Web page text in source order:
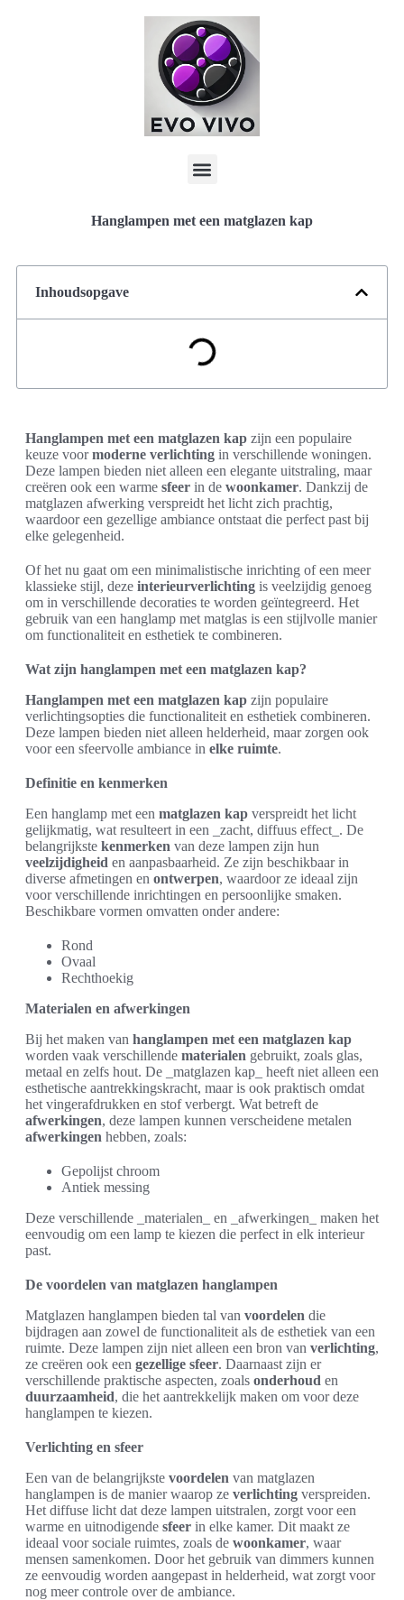
Hanglampen met een matglazen kap
Inhoudsopgave
Hanglampen met een matglazen kap zijn een populaire
keuze voormoderne verlichting in verschillende woningen.
Deze lampen bieden niet alleen een elegante uitstraling, maar
creëren ook een warme sfeer in de woonkamer. Dankzij de
matglazen afwerking verspreidt het licht zich prachtig,
waardoor een gezellige ambiance ontstaat die perfect past bij
elke gelegenheid.
Of het nu gaat om een minimalistische inrichting of een meer
klassieke stijl, deze interieurverlichting is veelzijdig genoeg
om in verschillende decoraties te worden geïntegreerd. Het
gebruik van een hanglamp met matglas is een stijlvolle manier
om functionaliteit en esthetiek te combineren.
Wat zijn hanglampen met een matglazen kap?
Hanglampen met een matglazen kap zijn populaire
verlichtingsopties die functionaliteit en esthetiek combineren.
Deze lampen bieden niet alleen helderheid, maar zorgen ook
voor een sfeervolle ambiance in elke ruimte.
Definitie en kenmerken
Een hanglamp met een matglazen kap verspreidt het licht
gelijkmatig, wat resulteert in een _zacht, diffuus effect_. De
belangrijkste kenmerken van deze lampen zijn hun
veelzijdigheid en aanpasbaarheid. Ze zijn beschikbaar in
diverse afmetingen en ontwerpen, waardoor ze ideaal zijn
voor verschillende inrichtingen en persoonlijke smaken.
Beschikbare vormen omvatten onder andere:
Rond
Ovaal
Rechthoekig
Materialen en afwerkingen
Bij het maken van hanglampen met een matglazen kap
worden vaak verschillende materialen gebruikt, zoals glas,
metaal en zelfs hout. De _matglazen kap_ heeft niet alleen een
esthetische aantrekkingskracht, maar is ook praktisch omdat
het vingerafdrukken en stof verbergt. Wat betreft de
afwerkingen, deze lampen kunnen verscheidene metalen
afwerkingen hebben, zoals:
Gepolijst chroom
Antiek messing
Deze verschillende _materialen_ en _afwerkingen_ maken het
eenvoudig om een lamp te kiezen die perfect in elk interieur
past.
De voordelen van matglazen hanglampen
Matglazen hanglampen bieden tal van voordelen die
bijdragen aan zowel de functionaliteit als de esthetiek van een
ruimte. Deze lampen zijn niet alleen een bron van verlichting,
ze creëren ook een gezellige sfeer. Daarnaast zijn er
verschillende praktische aspecten, zoals onderhoud en
duurzaamheid, die het aantrekkelijk maken om voor deze
hanglampen te kiezen.
Verlichting en sfeer
Een van de belangrijkste voordelen van matglazen
hanglampen is de manier waarop ze verlichting verspreiden.
Het diffuse licht dat deze lampen uitstralen, zorgt voor een
warme en uitnodigende sfeer in elke kamer. Dit maakt ze
ideaal voor sociale ruimtes, zoals de woonkamer, waar
mensen samenkomen. Door het gebruik van dimmers kunnen
ze eenvoudig worden aangepast in helderheid, wat zorgt voor
nog meer controle over de ambiance.